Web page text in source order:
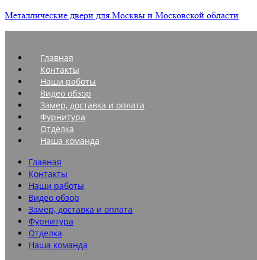
Металлические двери для Москвы и Московской области
Главная
Контакты
Наши работы
Видео обзор
Замер, доставка и оплата
Фурнитура
Отделка
Наша команда
Главная
Контакты
Наши работы
Видео обзор
Замер, доставка и оплата
Фурнитура
Отделка
Наша команда